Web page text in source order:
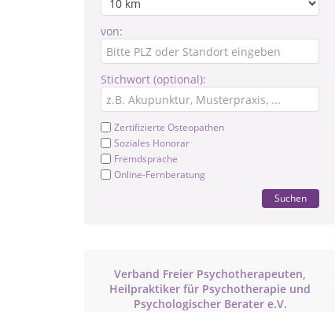
von:
Stichwort (optional):
Zertifizierte Osteopathen
Soziales Honorar
Fremdsprache
Online-Fernberatung
Suchen
Verband Freier Psychotherapeuten,
Heilpraktiker für Psychotherapie und
Psychologischer Berater e.V.